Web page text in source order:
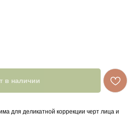
в наличии
для деликатной коррекции черт лица и